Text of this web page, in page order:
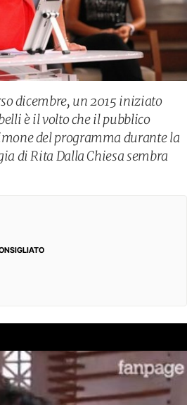
dicembre, un 2015 iniziato
è il volto che il pubblico
del programma durante la
di Rita Dalla Chiesa sembra